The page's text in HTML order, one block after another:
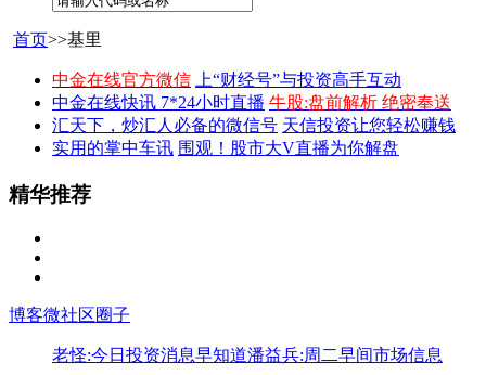
首页>>基里
中金在线官方微信
上“财经号”与投资高手互动
中金在线快讯 7*24小时直播 牛股:盘前解析 绝密奉送
汇天下，炒汇人必备的微信号 天信投资让您轻松赚钱
实用的掌中车讯 围观！股市大V直播为你解盘
精华推荐
博客微社区圈子
老怪:今日投资消息早知道潘益兵:周二早间市场信息